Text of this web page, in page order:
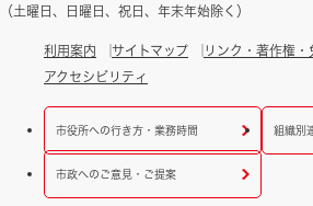
（土曜日、日曜日、祝日、年末年始除く）
利用案内 サイトマップ リンク・著作権・
アクセシビリティ
市役所への行き方・業務時間 組織別
市政へのご意見・ご提案